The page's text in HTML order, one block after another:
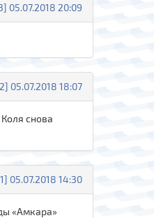
05.07.2018 20:09
05.07.2018 18:07
снова
05.07.2018 14:30
«Амкара»